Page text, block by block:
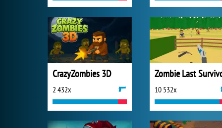
CrazyZombies 3D
2 432x
Zombie Last
10 532x